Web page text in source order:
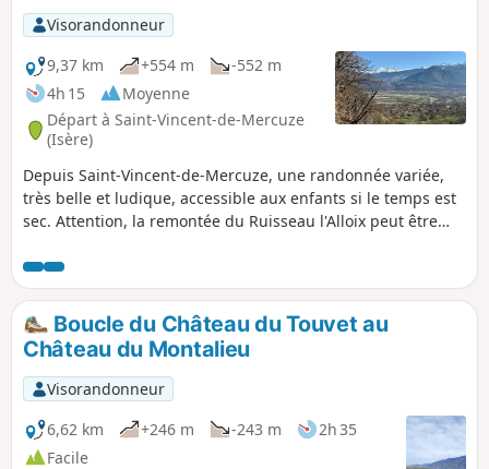
Visorandonneur
9,37 km
+554 m
-552 m
4h 15
Moyenne
Départ à Saint-Vincent-de-Mercuze
(Isère)
Depuis Saint-Vincent-de-Mercuze, une randonnée variée,
très belle et ludique, accessible aux enfants si le temps est
sec. Attention, la remontée du Ruisseau l'Alloix peut être
parcours se fait sous les arbres. Agréable à faire par temps
de canicule, avec un petit arrêt en milieu de parcours pour
se restaurer au Moulin Tardy (table de pique-nique) et
possibilité de baignade dans l'Alloix. À faire de préférence
au printemps quand il y a beaucoup d'eau, les cascades
sont magnifiques.
Boucle du Château du Touvet au
Château du Montalieu
Visorandonneur
6,62 km
+246 m -243 m
2h 35
Facile